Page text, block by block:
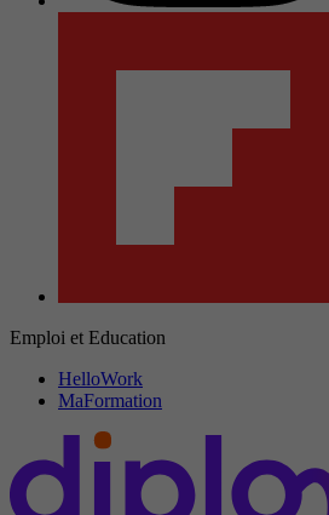
Emploi et Education
HelloWork
MaFormation